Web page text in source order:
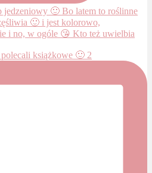
książkowe 🙂 2